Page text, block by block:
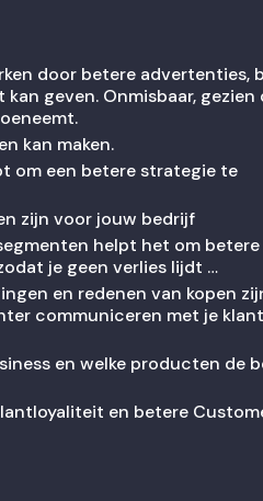
door betere advertenties,
geven. Onmisbaar, gezien
kan maken.
om een betere strategie te
zijn voor jouw bedrijf
helpt het om betere
je geen verlies lijdt …
en redenen van kopen
communiceren met je
en welke producten de
en betere